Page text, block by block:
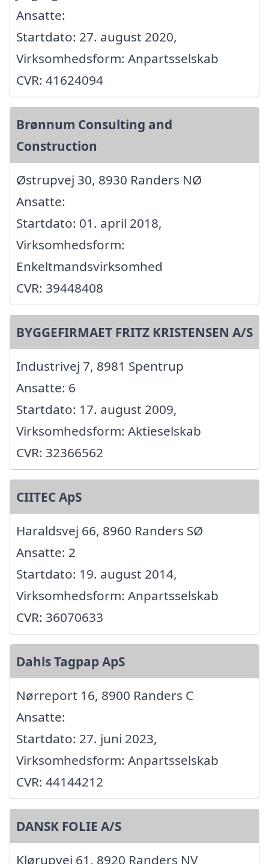
Ansatte:
Startdato: 27. august 2020,
Virksomhedsform: Anpartsselskab
CVR: 41624094
Brønnum Consulting and
Construction
Østrupvej 30, 8930 Randers NØ
Ansatte:
Startdato: 01. april 2018,
Virksomhedsform:
Enkeltmandsvirksomhed
CVR: 39448408
BYGGEFIRMAET FRITZ KRISTENSEN A/S
Industrivej 7, 8981 Spentrup
Ansatte: 6
Startdato: 17. august 2009,
Virksomhedsform: Aktieselskab
CVR: 32366562
CIITEC ApS
Haraldsvej 66, 8960 Randers SØ
Ansatte: 2
Startdato: 19. august 2014,
Virksomhedsform: Anpartsselskab
CVR: 36070633
Dahls Tagpap ApS
Nørreport 16, 8900 Randers C
Ansatte:
Startdato: 27. juni 2023,
Virksomhedsform: Anpartsselskab
CVR: 44144212
DANSK FOLIE A/S
Klørupvej 61, 8920 Randers NV